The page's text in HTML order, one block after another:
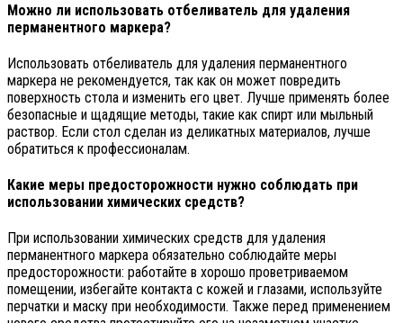
Можно ли использовать отбеливатель для удаления
перманентного маркера?
Использовать отбеливатель для удаления перманентного
маркера не рекомендуется, так как он может повредить
поверхность стола и изменить его цвет. Лучше применять более
безопасные и щадящие методы, такие как спирт или мыльный
раствор. Если стол сделан из деликатных материалов, лучше
обратиться к профессионалам.
Какие меры предосторожности нужно соблюдать при
использовании химических средств?
При использовании химических средств для удаления
перманентного маркера обязательно соблюдайте меры
предосторожности: работайте в хорошо проветриваемом
помещении, избегайте контакта с кожей и глазами, используйте
перчатки и маску при необходимости. Также перед применением